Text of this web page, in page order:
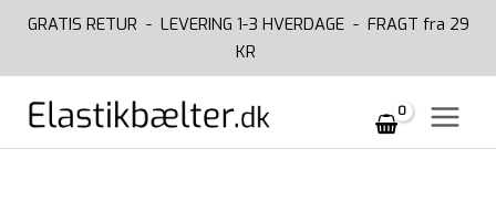
GRATIS RETUR - LEVERING 1-3 HVERDAGE - FRAGT fra 29
KR